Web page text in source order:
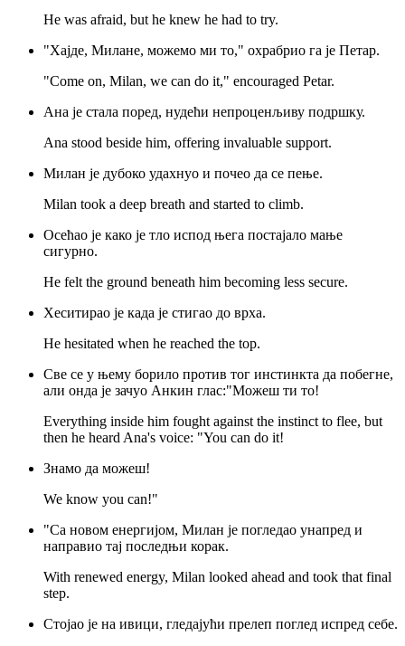
He was afraid, but he knew he had to try.
"Хајде, Милане, можемо ми то," охрабрио га је Петар.
"Come on, Milan, we can do it," encouraged Petar.
Ана је стала поред, нудећи непроценљиву подршку.
Ana stood beside him, offering invaluable support.
Милан је дубоко удахнуо и почео да се пење.
Milan took a deep breath and started to climb.
Осећао је како је тло испод њега постајало мање
сигурно.
He felt the ground beneath him becoming less secure.
Хеситирао је када је стигао до врха.
He hesitated when he reached the top.
Све се у њему борило против тог инстинкта да побегне,
али онда је зачуо Анкин глас:"Можеш ти то!
Everything inside him fought against the instinct to flee, but
then he heard Ana's voice: "You can do it!
Знамо да можеш!
We know you can!"
"Са новом енергијом, Милан је погледао унапред и
направио тај последњи корак.
With renewed energy, Milan looked ahead and took that final
step.
Стојао је на ивици, гледајући прелеп поглед испред себе.